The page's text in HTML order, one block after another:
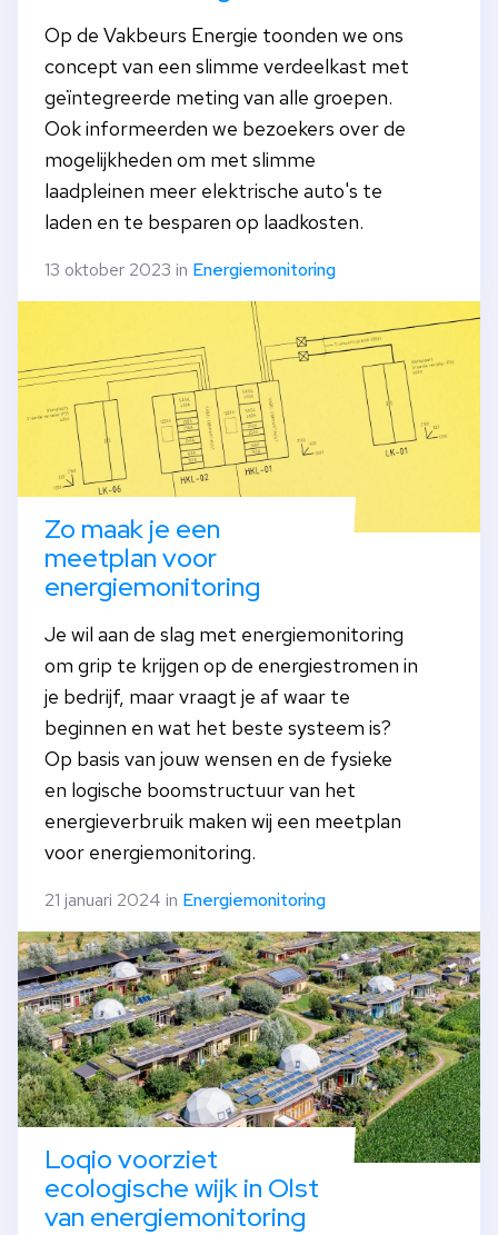
Op de Vakbeurs Energie toonden we ons
concept van een slimme verdeelkast met
geïntegreerde meting van alle groepen.
Ook informeerden we bezoekers over de
mogelijkheden om met slimme
laadpleinen meer elektrische auto's te
laden en te besparen op laadkosten.
13 oktober 2023 in Energiemonitoring
Zo maak je een
meetplan voor
energiemonitoring
Je wil aan de slag met energiemonitoring
om grip te krijgen op de energiestromen in
je bedrijf, maar vraagt je af waar te
beginnen en wat het beste systeem is?
Op basis van jouw wensen en de fysieke
en logische boomstructuur van het
energieverbruik maken wij een meetplan
voor energiemonitoring.
21 januari 2024 in Energiemonitoring
Loqio voorziet
ecologische wijk in Olst
van energiemonitoring